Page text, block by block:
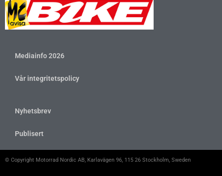
Mediainfo 2026
Vår integritetspolicy
Nyhetsbrev
Publisert
© Copyright Motorrad Nordic AB, Karlavägen 96, 115 26 Stockholm, Sweden